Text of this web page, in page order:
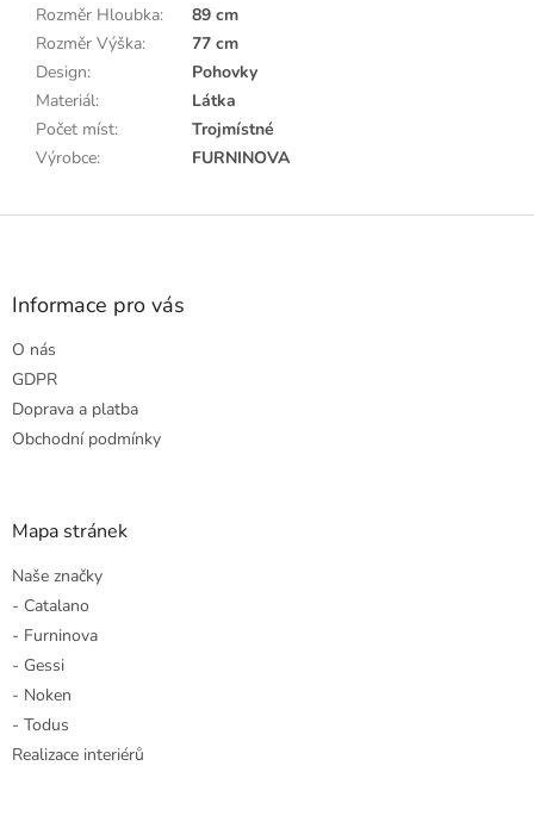
Rozměr Hloubka:
89 cm
Rozměr Výška:
77 cm
Design:
Pohovky
Materiál:
Látka
Počet míst:
Trojmístné
Výrobce: FURNINOVA
Z
Informace pro vás
O nás
GDPR
Doprava a platba
Obchodní podmínky
Mapa stránek
Naše značky
- Catalano
- Furninova
- Gessi
- Noken
- Todus
Realizace interiérů